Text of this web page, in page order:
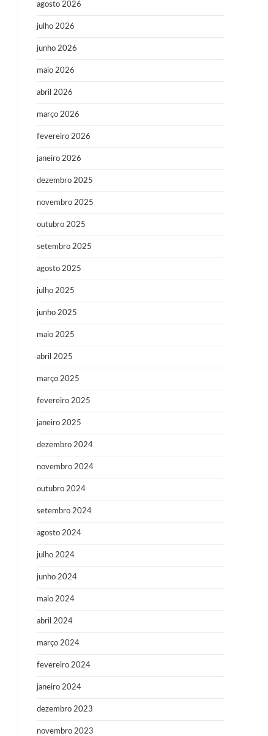
agosto 2026
julho 2026
junho 2026
maio 2026
abril 2026
março 2026
fevereiro 2026
janeiro 2026
dezembro 2025
novembro 2025
outubro 2025
setembro 2025
agosto 2025
julho 2025
junho 2025
maio 2025
abril 2025
março 2025
fevereiro 2025
janeiro 2025
dezembro 2024
novembro 2024
outubro 2024
setembro 2024
agosto 2024
julho 2024
junho 2024
maio 2024
abril 2024
março 2024
fevereiro 2024
janeiro 2024
dezembro 2023
novembro 2023